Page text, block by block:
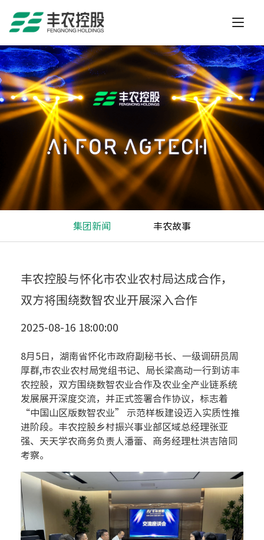
集团新闻 丰农故事
丰农控股与怀化市农业农村局达成合作，
双方将围绕数智农业开展深入合作
2025-08-16 18:00:00
8月5日，湖南省怀化市政府副秘书长、一级调研员周
厚群,市农业农村局党组书记、局长梁高动一行到访丰
农控股，双方围绕数智农业合作及农业全产业链系统
发展展开深度交流，并正式签署合作协议，标志着
“中国山区版数智农业” 示范样板建设迈入实质性推
进阶段。丰农控股乡村振兴事业部区域总经理张亚
强、天天学农商务负责人潘蕾、商务经理杜洪吉陪同
考察。